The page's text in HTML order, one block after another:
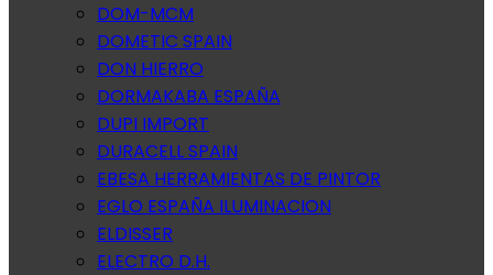
DOM-MCM
DOMETIC SPAIN
DON HIERRO
DORMAKABA ESPAÑA
DUPI IMPORT
DURACELL SPAIN
EBESA HERRAMIENTAS DE PINTOR
EGLO ESPAÑA ILUMINACION
ELDISSER
ELECTRO D.H.